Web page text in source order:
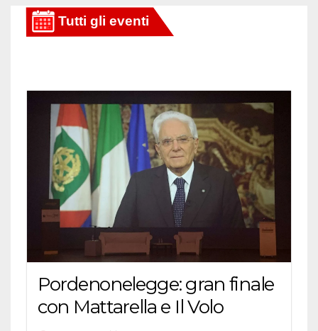
Pordenonelegge: gran finale
con Mattarella e Il Volo